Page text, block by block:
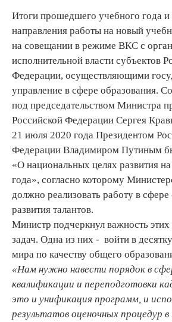
Итоги прошедшего учебного года и
направления работы на новый
на совещании в режиме ВКС с
исполнительной власти субъектов
Федерации, осуществляющими
управление в сфере образования.
под председательством Министра
Российской Федерации Сергея
21 июля 2020 года Президентом
Федерации Владимиром Путиным
«О национальных целях развития
года», согласно которому
должно реализовать работу в
развития талантов.
Министр подчеркнул важность этих
задач. Одна из них - войти в
мира по качеству общего
«Нам нужно навести порядок в
квалификации и переподготовки
это и унификация программ, и
результатов оценочных процедур